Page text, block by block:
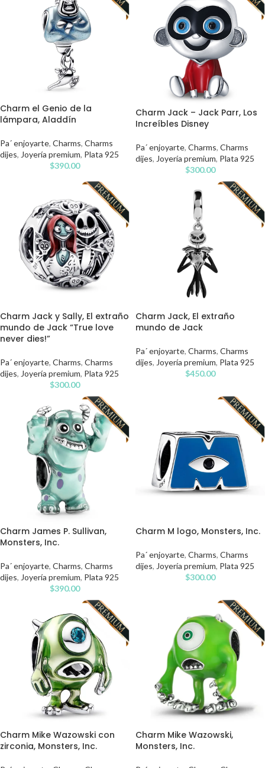
Charm el Genio de la
lámpara, Aladdín
Pa´ enjoyarte, Charms, Charms
dijes, Joyería premium, Plata 925
$390.00
Charm Jack – Jack Parr, Los
Increíbles Disney
Pa´ enjoyarte, Charms, Charms
dijes, Joyería premium, Plata 925
$300.00
Charm Jack y Sally, El extraño
mundo de Jack “True love
never dies!”
Pa´ enjoyarte, Charms, Charms
dijes, Joyería premium, Plata 925
$300.00
Charm Jack, El extraño
mundo de Jack
Pa´ enjoyarte, Charms, Charms
dijes, Joyería premium, Plata 925
$450.00
Charm James P. Sullivan,
Monsters, Inc.
Pa´ enjoyarte, Charms, Charms
dijes, Joyería premium, Plata 925
$390.00
Charm M logo, Monsters, Inc.
Pa´ enjoyarte, Charms, Charms
dijes, Joyería premium, Plata 925
$300.00
Charm Mike Wazowski con
zirconia, Monsters, Inc.
Charm Mike Wazowski,
Monsters, Inc.